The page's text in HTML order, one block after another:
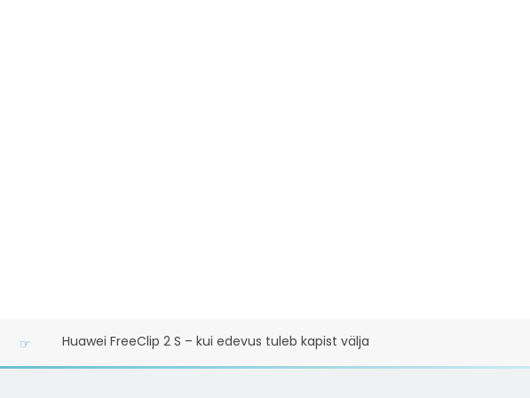
Ood poistele: Vahtralehe märgiga BMW ongi mu lemmikauto